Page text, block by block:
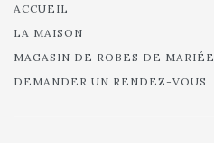
ACCUEIL
LA MAISON
MAGASIN DE ROBES DE MARIÉE
DEMANDER UN RENDEZ-VOUS